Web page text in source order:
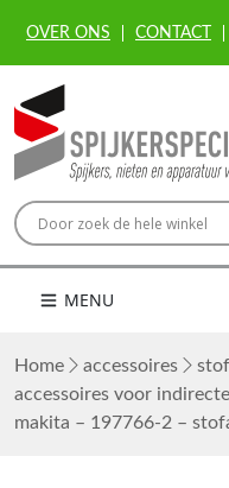
OVER ONS CONTACT
MENU
Home accessoires
accessoires voor
makita – 197766-2 –